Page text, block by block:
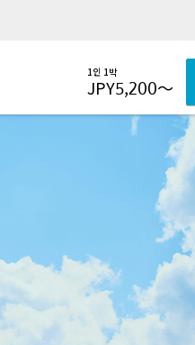
1인 1박
JPY5,200～